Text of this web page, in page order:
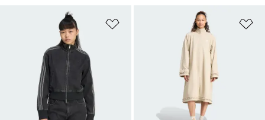
Lägg till på önskelistan